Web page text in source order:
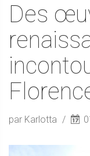
Des
par Karlotta